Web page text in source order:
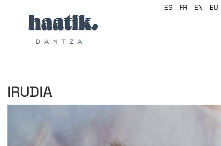
ES FR EN EU
IRUDIA